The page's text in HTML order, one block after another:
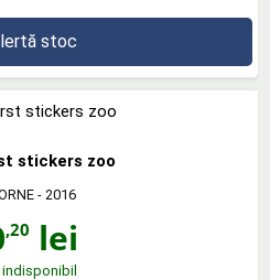
stoc
stickers zoo
- 2016
,20 lei